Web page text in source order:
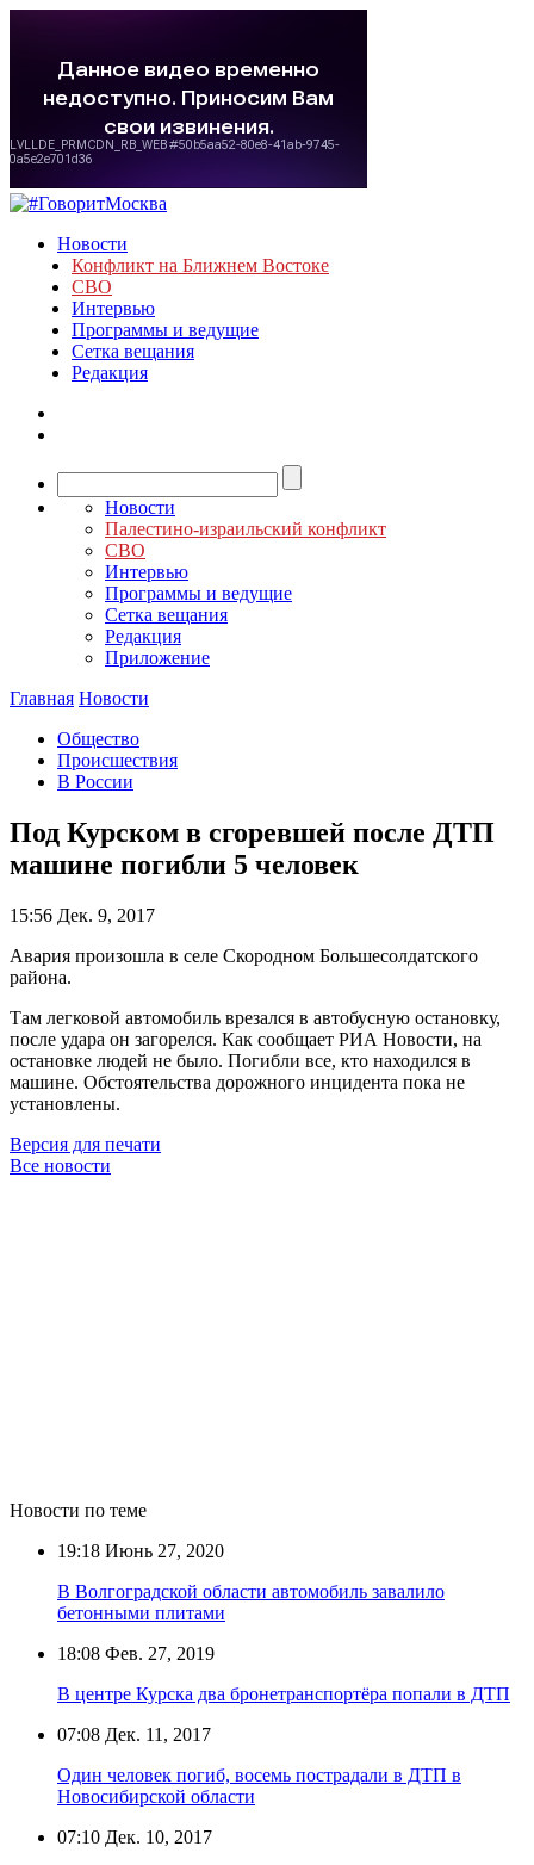
Новости
Конфликт на Ближнем Востоке
СВО
Интервью
Программы и ведущие
Сетка вещания
Редакция
Новости
Палестино-израильский конфликт
СВО
Интервью
Программы и ведущие
Сетка вещания
Редакция
Приложение
Главная Новости
Общество
Происшествия
В России
Под Курском в сгоревшей после ДТП
машине погибли 5 человек
15:56 Дек. 9, 2017
Авария произошла в селе Скородном Большесолдатского
района.
Там легковой автомобиль врезался в автобусную остановку,
после удара он загорелся. Как сообщает РИА Новости, на
остановке людей не было. Погибли все, кто находился в
машине. Обстоятельства дорожного инцидента пока не
установлены.
Версия для печати
Все новости
Новости по теме
19:18 Июнь 27, 2020
В Волгоградской области автомобиль завалило
бетонными плитами
18:08 Фев. 27, 2019
В центре Курска два бронетранспортёра попали в ДТП
07:08 Дек. 11, 2017
Один человек погиб, восемь пострадали в ДТП в
Новосибирской области
07:10 Дек. 10, 2017